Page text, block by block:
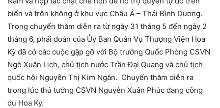
biển và trên không ở khu vực Châu Á – Thái Bình Dương.
Trong chuyến thăm diễn ra từ ngày 31 tháng 5 đến ngày 2
tháng 6, phái đoàn của Ủy Ban Quân Vụ Thượng Viện Hoa
Kỳ đã có các cuộc gặp gỡ với Bộ trưởng Quốc Phòng CSVN
Ngô Xuân Lịch, chủ tịch nước Trần Đại Quang và chủ tịch
quốc hội Nguyễn Thị Kim Ngân. Chuyến thăm diễn ra
trong lúc thủ tướng CSVN Nguyễn Xuân Phúc đang công
du Hoa Kỳ.